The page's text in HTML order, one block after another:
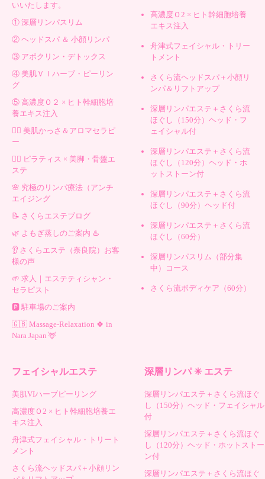
いいたします。
① 深層リンパスリム
② ヘッドスパ ＆ 小顔リンパ
③ アポクリン・デトックス
④ 美肌ＶＩハーブ・ピーリン
グ
⑤ 高濃度Ｏ２ × ヒト幹細胞培
養エキス注入
💆‍♀️ 美肌かっさ＆アロマセラピ
ー
🧘‍♀️ ピラティス × 美脚・骨盤エ
ステ
🌸 究極のリンパ療法（アンチ
エイジング
📝 さくらエステブログ
🌿 よもぎ蒸しのご案内 ♨️
👂 さくらエステ（奈良院）お客
様の声
🌱 求人｜エステティシャン・
セラピスト
🅿️ 駐車場のご案内
🇬🇧 Massage-Relaxation 🍀 in
Nara Japan 🦌
高濃度Ｏ2 × ヒト幹細胞培養
エキス注入
舟津式フェイシャル・トリー
トメント
さくら流ヘッドスパ＋小顔リ
ンパ＆リフトアップ
深層リンパエステ＋さくら流
ほぐし（150分）ヘッド・フ
ェイシャル付
深層リンパエステ＋さくら流
ほぐし（120分）ヘッド・ホ
ットストーン付
深層リンパエステ＋さくら流
ほぐし（90分）ヘッド付
深層リンパエステ＋さくら流
ほぐし（60分）
深層リンパスリム（部分集
中）コース
さくら流ボディケア（60分）
フェイシャルエステ
美肌VIハーブピーリング
高濃度Ｏ2 × ヒト幹細胞培養エ
キス注入
舟津式フェイシャル・トリート
メント
さくら流ヘッドスパ＋小顔リン
深層リンパ ✳︎ エステ
深層リンパエステ＋さくら流ほぐ
し（150分）ヘッド・フェイシャル
付
深層リンパエステ＋さくら流ほぐ
し（120分）ヘッド・ホットストー
ン付
深層リンパエステ＋さくら流ほぐ